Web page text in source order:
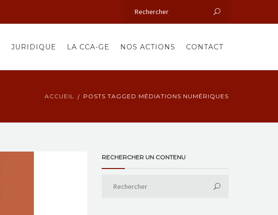
JURIDIQUE LA CCA-GE NOS ACTIONS CONTACT
ACCUEIL POSTS TAGGED MÉDIATIONS NUMÉRIQUES
RECHERCHER UN CONTENU